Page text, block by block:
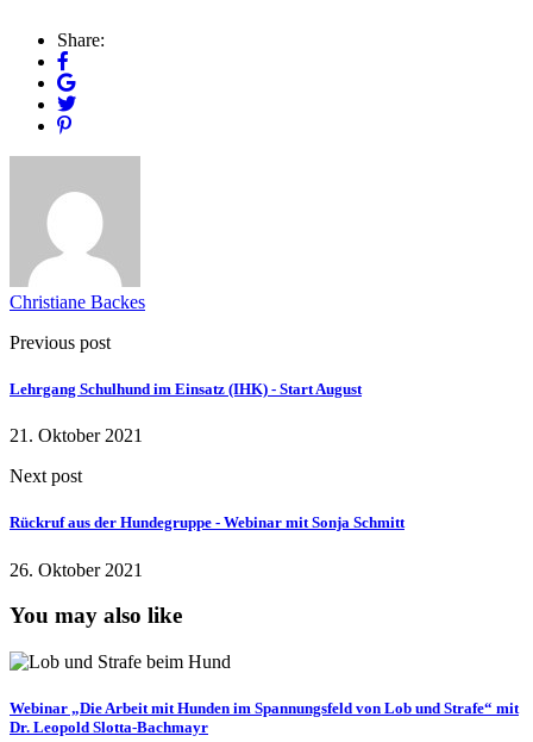
Share:
Christiane Backes
Previous post
Lehrgang Schulhund im Einsatz (IHK) - Start August
21. Oktober 2021
Next post
Rückruf aus der Hundegruppe - Webinar mit Sonja Schmitt
26. Oktober 2021
You may also like
Webinar „Die Arbeit mit Hunden im Spannungsfeld von Lob und Strafe“ mit
Dr. Leopold Slotta-Bachmayr